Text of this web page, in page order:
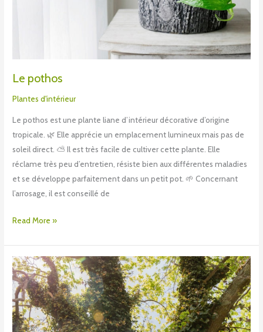
Le pothos
Plantes d'intérieur
Le pothos est une plante liane d’intérieur décorative d’origine
tropicale. 🌿 Elle apprécie un emplacement lumineux mais pas de
soleil direct. ⛅ Il est très facile de cultiver cette plante. Elle
réclame très peu d’entretien, résiste bien aux différentes maladies
et se développe parfaitement dans un petit pot. 🌱 Concernant
l’arrosage, il est conseillé de
Read More »
Le
lierre
commun